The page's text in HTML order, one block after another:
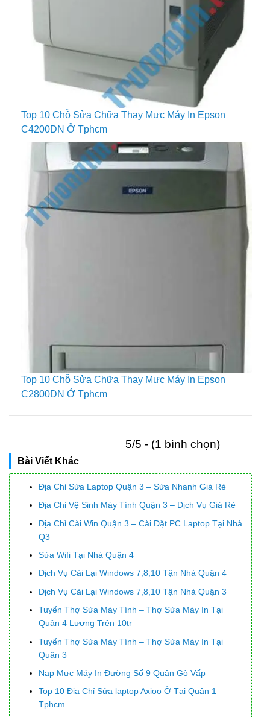
Top 10 Chỗ Sửa Chữa Thay Mực Máy In Epson
C4200DN Ở Tphcm
Top 10 Chỗ Sửa Chữa Thay Mực Máy In Epson
C2800DN Ở Tphcm
5/5 - (1 bình chọn)
Bài Viết Khác
Địa Chỉ Sửa Laptop Quận 3 – Sửa Nhanh Giá Rẻ
Địa Chỉ Vệ Sinh Máy Tính Quận 3 – Dịch Vụ Giá Rẻ
Địa Chỉ Cài Win Quận 3 – Cài Đặt PC Laptop Tại Nhà
Q3
Sửa Wifi Tại Nhà Quận 4
Dịch Vụ Cài Lại Windows 7,8,10 Tận Nhà Quận 4
Dịch Vụ Cài Lại Windows 7,8,10 Tận Nhà Quận 3
Tuyển Thợ Sửa Máy Tính – Thợ Sửa Máy In Tại
Quận 4 Lương Trên 10tr
Tuyển Thợ Sửa Máy Tính – Thợ Sửa Máy In Tại
Quận 3
Nạp Mực Máy In Đường Số 9 Quận Gò Vấp
Top 10 Địa Chỉ Sửa laptop Axioo Ở Tại Quận 1
Tphcm